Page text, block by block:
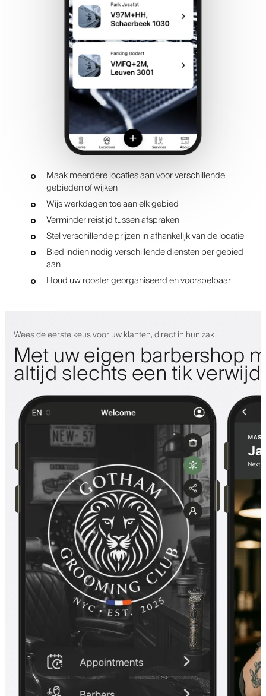
Maak meerdere locaties aan voor verschillende
gebieden of wijken
Wijs werkdagen toe aan elk gebied
Verminder reistijd tussen afspraken
Stel verschillende prijzen in afhankelijk van de locatie
Bied indien nodig verschillende diensten per gebied
aan
Houd uw rooster georganiseerd en voorspelbaar
Wees de eerste keus voor uw klanten, direct in hun zak
Met uw eigen barbershop
altijd slechts een tik